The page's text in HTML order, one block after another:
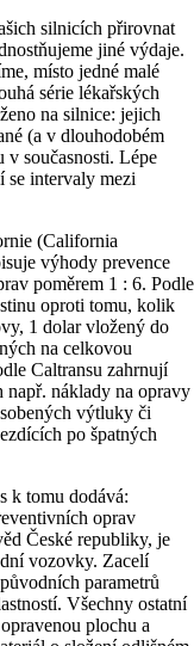
silnicích přirovnat
jiné výdaje.
místo jedné malé
série lékařských
na silnice: jejich
(a v dlouhodobém
v současnosti. Lépe
se intervaly mezi
(California
výhody prevence
poměrem 1 : 6. Podle
oproti tomu, kolik
1 dolar vložený do
na celkovou
Caltransu zahrnují
např. náklady na opravy
výtluky či
po špatných
k tomu dodává:
oprav
České republiky, je
vozovky. Zacelí
parametrů
Všechny ostatní
plochu a